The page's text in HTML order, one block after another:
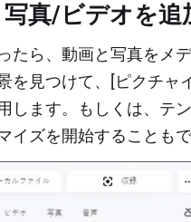
真/ビデオを追
たら、動画と写真をメ
を見つけて、[ピクチャ
します。もしくは、テ
イズを開始することもで